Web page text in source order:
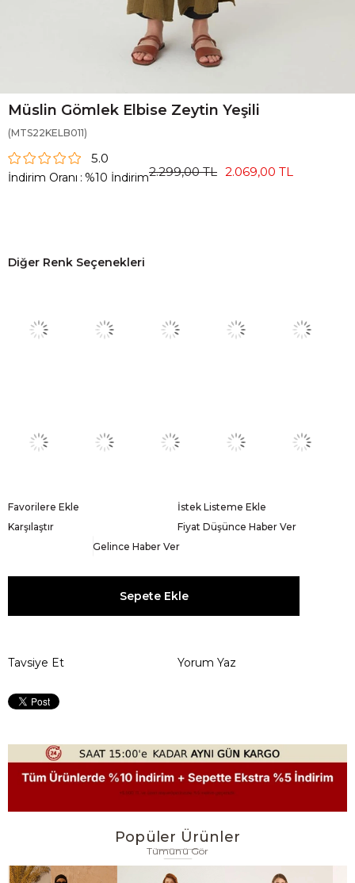
Müslin Gömlek Elbise Zeytin Yeşili
(MTS22KELB011)
5.0
İndirim Oranı : %10 İndirim2.299,00 TL 2.069,00 TL
Diğer Renk Seçenekleri
Favorilere Ekle
İstek Listeme Ekle
Karşılaştır
Fiyat Düşünce Haber Ver
Gelince Haber Ver
Tavsiye Et Yorum Yaz
Popüler Ürünler
Tümünü Gör